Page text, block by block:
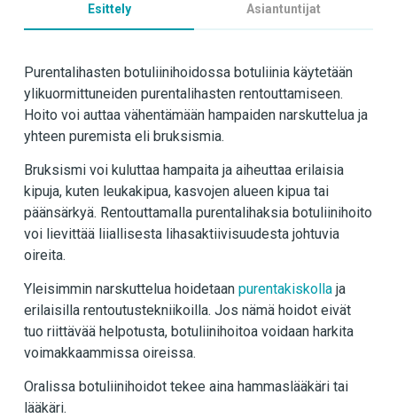
Esittely Asiantuntijat
Purentalihasten botuliinihoidossa botuliinia käytetään
ylikuormittuneiden purentalihasten rentouttamiseen.
Hoito voi auttaa vähentämään hampaiden narskuttelua ja
yhteen puremista eli bruksismia.
Bruksismi voi kuluttaa hampaita ja aiheuttaa erilaisia
kipuja, kuten leukakipua, kasvojen alueen kipua tai
päänsärkyä. Rentouttamalla purentalihaksia botuliinihoito
voi lievittää liiallisesta lihasaktiivisuudesta johtuvia
oireita.
Yleisimmin narskuttelua hoidetaan purentakiskolla ja
erilaisilla rentoutustekniikoilla. Jos nämä hoidot eivät
tuo riittävää helpotusta, botuliinihoitoa voidaan harkita
voimakkaammissa oireissa.
Oralissa botuliinihoidot tekee aina hammaslääkäri tai
lääkäri.